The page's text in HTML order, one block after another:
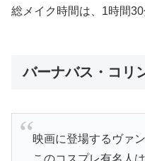
総メイク時間は、1時間30
バーナバス・コリ
映画に登場するヴァ
このコスプレ有名人は